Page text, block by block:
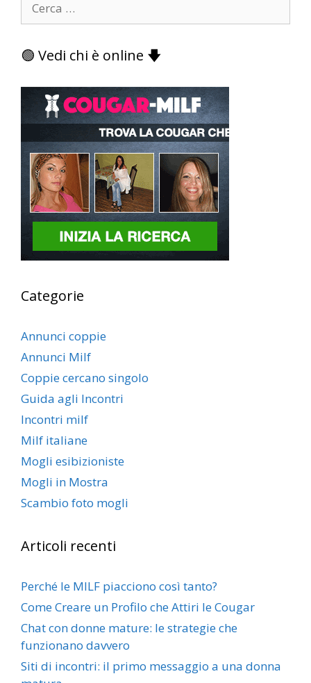
per:
🟢 Vedi chi è online 🡇
Categorie
Annunci coppie
Annunci Milf
Coppie cercano singolo
Guida agli Incontri
Incontri milf
Milf italiane
Mogli esibizioniste
Mogli in Mostra
Scambio foto mogli
Articoli recenti
Perché le MILF piacciono così tanto?
Come Creare un Profilo che Attiri le Cougar
Chat con donne mature: le strategie che
funzionano davvero
Siti di incontri: il primo messaggio a una donna